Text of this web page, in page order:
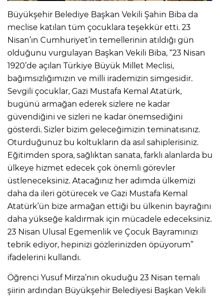
Büyükşehir Belediye Başkan Vekili Şahin Biba da
meclise katılan tüm çocuklara teşekkür etti. 23
Nisan’ın Cumhuriyet’in temellerinin atıldığı gün
olduğunu vurgulayan Başkan Vekili Biba, “23 Nisan
1920’de açılan Türkiye Büyük Millet Meclisi,
bağımsızlığımızın ve milli irademizin simgesidir.
Sevgili çocuklar, Gazi Mustafa Kemal Atatürk,
bugünü armağan ederek sizlere ne kadar
güvendiğini ve sizleri ne kadar önemsediğini
gösterdi. Sizler bizim geleceğimizin teminatısınız.
Oturduğunuz bu koltukların da asıl sahiplerisiniz.
Eğitimden spora, sağlıktan sanata, farklı alanlarda bu
ülkeye hizmet edecek çok önemli görevler
üstleneceksiniz. Atacağınız her adımda ülkemizi
daha da ileri götürecek ve Gazi Mustafa Kemal
Atatürk’ün bize armağan ettiği bu ülkenin bayrağını
daha yükseğe kaldırmak için mücadele edeceksiniz.
23 Nisan Ulusal Egemenlik ve Çocuk Bayramınızı
tebrik ediyor, hepinizi gözlerinizden öpüyorum”
ifadelerini kullandı.
Öğrenci Yusuf Mirza’nın okuduğu 23 Nisan temalı
şiirin ardından Büyükşehir Belediyesi Başkan Vekili